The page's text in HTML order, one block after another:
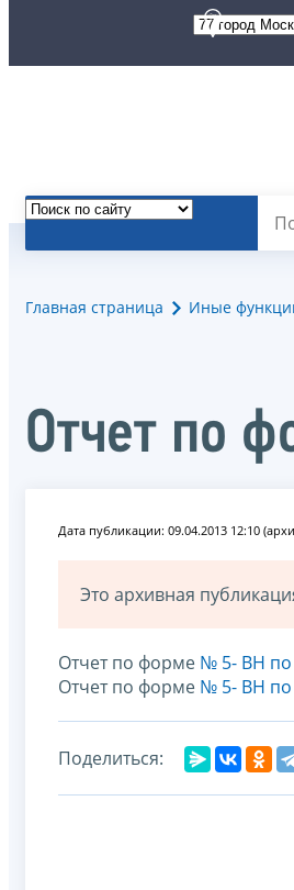
Главная страница Иные
Отчет по
Дата публикации: 09.04.2013 12:10
Это архивная
Отчет по форме № 5- ВН по
Отчет по форме № 5- ВН по
Поделиться: